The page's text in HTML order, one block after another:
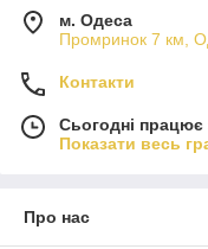
м. Одеса
Промринок 7 км,
Контакти
Сьогодні працює
Показати весь
Про нас